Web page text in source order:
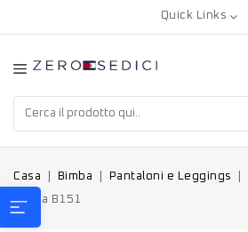
Quick Links
Casa Bimba Pantaloni e Leggings
bimba B151